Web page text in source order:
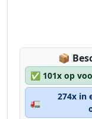
📦
✅ 101x op
🚛
274x in